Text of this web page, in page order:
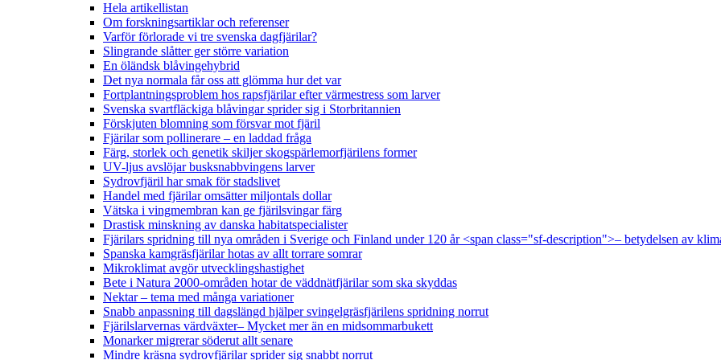
Hela artikellistan
Om forskningsartiklar och referenser
Varför förlorade vi tre svenska dagfjärilar?
Slingrande slåtter ger större variation
En öländsk blåvingehybrid
Det nya normala får oss att glömma hur det var
Fortplantningsproblem hos rapsfjärilar efter värmestress som larver
Svenska svartfläckiga blåvingar sprider sig i Storbritannien
Förskjuten blomning som försvar mot fjäril
Fjärilar som pollinerare – en laddad fråga
Färg, storlek och genetik skiljer skogspärlemorfjärilens former
UV-ljus avslöjar busksnabbvingens larver
Sydrovfjäril har smak för stadslivet
Handel med fjärilar omsätter miljontals dollar
Vätska i vingmembran kan ge fjärilsvingar färg
Drastisk minskning av danska habitatspecialister
Fjärilars spridning till nya områden i Sverige och Finland under 120 år <span class="sf-description">– betydelsen av
Spanska kamgräsfjärilar hotas av allt torrare somrar
Mikroklimat avgör utvecklingshastighet
Bete i Natura 2000-områden hotar de väddnätfjärilar som ska skyddas
Nektar – tema med många variationer
Snabb anpassning till dagslängd hjälper svingelgräsfjärilens spridning norrut
Fjärilslarvernas värdväxter– Mycket mer än en midsommarbukett
Monarker migrerar söderut allt senare
Mindre kräsna sydrovfjärilar sprider sig snabbt norrut